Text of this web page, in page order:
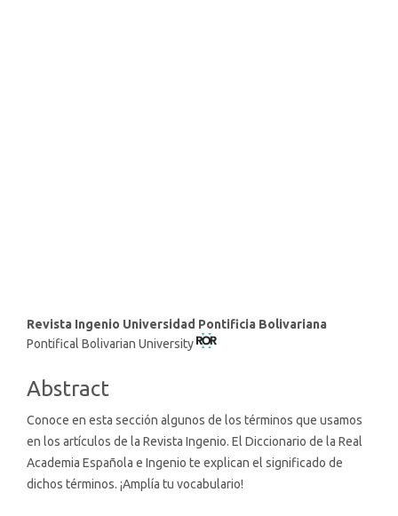
Main
Article
Revista Ingenio Universidad Pontificia Bolivariana
Pontifical Bolivarian University
Abstract
Conoce en esta sección algunos de los términos que usamos
en los artículos de la Revista Ingenio. El Diccionario de la Real
Academia Española e Ingenio te explican el significado de
dichos términos. ¡Amplía tu vocabulario!